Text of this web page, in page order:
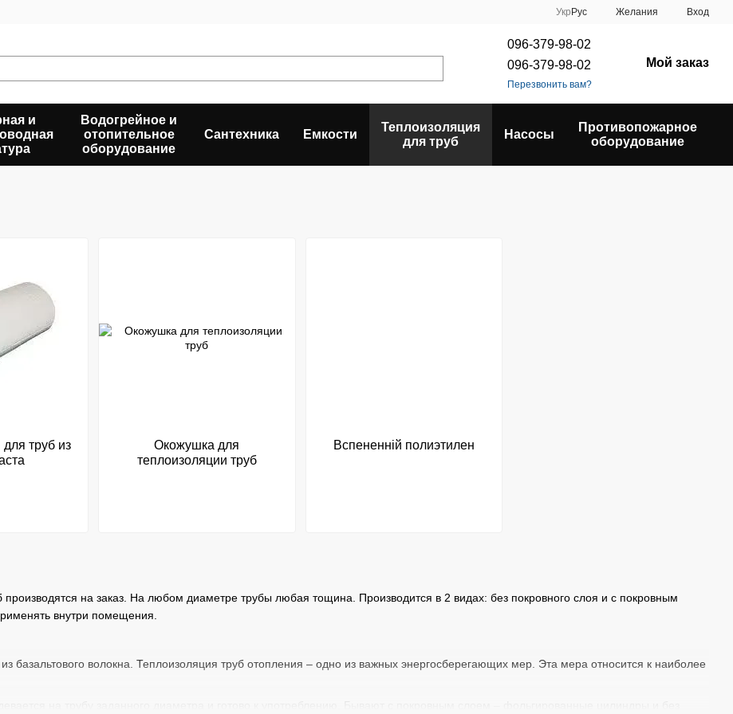
Укр Рус Желания Вход
096-379-98-02
096-379-98-02
Перезвонить вам?
Мой заказ
и
Водогрейное и
отопительное
оборудование
Сантехника Емкости
Теплоизоляция
для труб
Насосы
Противопожарное
оборудование
производятся на заказ. На любом диаметре трубы любая тощина. Производится в 2 видах: без покровного слоя и с покровным
внутри помещения.
базальтового волокна. Теплоизоляция труб отопления – одно из важных энергосберегающих мер. Эта мера относится к наиболее
труб из
Окожушка для
теплоизоляции труб
Вспененній полиэтилен